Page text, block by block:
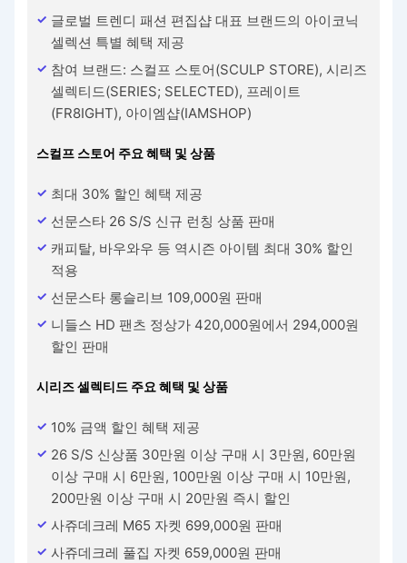
글로벌 트렌디 패션 편집샵 대표 브랜드의 아이코닉
셀렉션 특별 혜택 제공
참여 브랜드: 스컬프 스토어(SCULP STORE), 시리즈
셀렉티드(SERIES; SELECTED), 프레이트
(FR8IGHT), 아이엠샵(IAMSHOP)
스컬프 스토어 주요 혜택 및 상품
최대 30% 할인 혜택 제공
선문스타 26 S/S 신규 런칭 상품 판매
캐피탈, 바우와우 등 역시즌 아이템 최대 30% 할인
적용
선문스타 롱슬리브 109,000원 판매
니들스 HD 팬츠 정상가 420,000원에서 294,000원
할인 판매
시리즈 셀렉티드 주요 혜택 및 상품
10% 금액 할인 혜택 제공
26 S/S 신상품 30만원 이상 구매 시 3만원, 60만원
이상 구매 시 6만원, 100만원 이상 구매 시 10만원,
200만원 이상 구매 시 20만원 즉시 할인
사쥬데크레 M65 자켓 699,000원 판매
사쥬데크레 풀집 자켓 659,000원 판매